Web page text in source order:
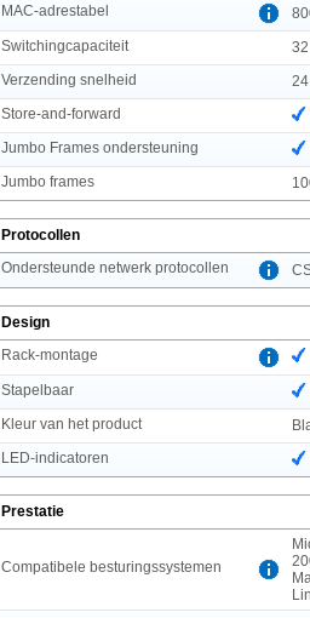
MAC-adrestabel
Switchingcapaciteit
Verzending snelheid
Store-and-forward
Jumbo Frames ondersteuning
Jumbo frames
Protocollen
Ondersteunde netwerk protocollen
Design
Rack-montage
Stapelbaar
Kleur van het product
LED-indicatoren
Prestatie
Compatibele besturingssystemen